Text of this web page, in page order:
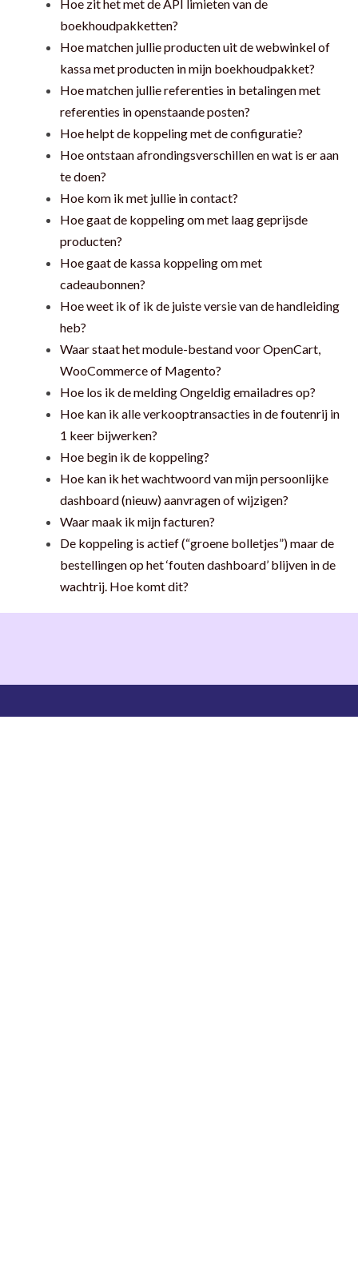
Hoe zit het met de API limieten van de
boekhoudpakketten?
Hoe matchen jullie producten uit de webwinkel of
kassa met producten in mijn boekhoudpakket?
Hoe matchen jullie referenties in betalingen met
referenties in openstaande posten?
Hoe helpt de koppeling met de configuratie?
Hoe ontstaan afrondingsverschillen en wat is er aan
te doen?
Hoe kom ik met jullie in contact?
Hoe gaat de koppeling om met laag geprijsde
producten?
Hoe gaat de kassa koppeling om met
cadeaubonnen?
Hoe weet ik of ik de juiste versie van de handleiding
heb?
Waar staat het module-bestand voor OpenCart,
WooCommerce of Magento?
Hoe los ik de melding Ongeldig emailadres op?
Hoe kan ik alle verkooptransacties in de foutenrij in
1 keer bijwerken?
Hoe begin ik de koppeling?
Hoe kan ik het wachtwoord van mijn persoonlijke
dashboard (nieuw) aanvragen of wijzigen?
Waar maak ik mijn facturen?
De koppeling is actief (“groene bolletjes”) maar de
bestellingen op het ‘fouten dashboard’ blijven in de
wachtrij. Hoe komt dit?